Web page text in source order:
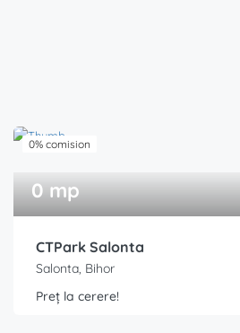
0% comision
0 mp
CTPark Salonta
Salonta, Bihor
Preț la cerere!